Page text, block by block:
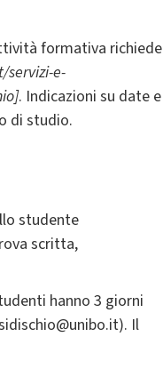
formativa richiede
e-
. Indicazioni su date e
di studio.
studente
scritta,
hanno 3 giorni
Il